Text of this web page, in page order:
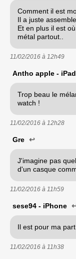
Comment il est
Il a juste
Et en plus il est
métal partout..
11/02/2016 à 12h49
Antho apple - iPad
Trop beau le
watch !
11/02/2016 à 12h28
Gre ↩
J'imagine pas
11/02/2016 à 11h59
sese94 - iPhone
Il est pour ma
11/02/2016 à 11h38